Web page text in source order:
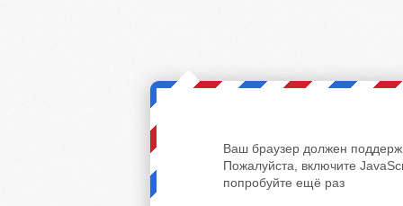
Ваш браузер должен
Пожалуйста, включите
попробуйте ещё раз